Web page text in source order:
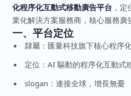
化程序化互動式移動廣告平台 ，
業化解決方案服務商，核心服務廣
一、平台定位
隸屬：匯量科技旗下核心程序
定位：AI 驅動的程序化互動式
slogan：連接全球，增長無憂